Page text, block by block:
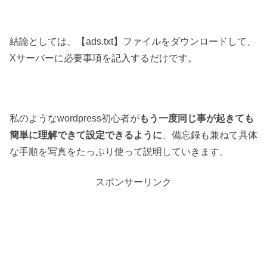
結論としては、【ads.txt】ファイルをダウンロードして、
Xサーバーに必要事項を記入するだけです。
私のようなwordpress初心者がもう一度同じ事が起きても
簡単に理解できて設定できるように 、備忘録も兼ねて具体
な手順を写真をたっぷり使って説明していきます。
スポンサーリンク